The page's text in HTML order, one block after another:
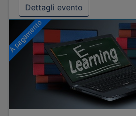
Dettagli evento
A pagamento